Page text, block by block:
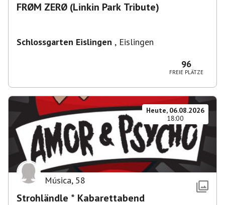
FRØM ZERØ (Linkin Park Tribute)
Schlossgarten Eislingen , Eislingen
96
FREIE PLÄTZE
Heute, 06.08.2026
18:00
Música, 58
Strohländle * Kabarettabend